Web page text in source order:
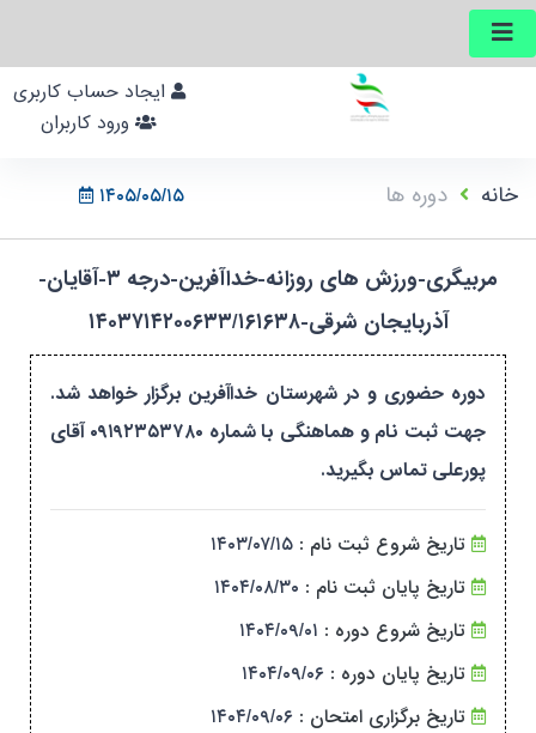
۱۴۰۵/۰۵/۱۵ خانه دوره ها
مربیگری-ورزش های روزانه-خداآفرین-درجه ۳-آقایان-
آذربایجان شرقی-۱۴۰۳۷۱۴۲۰۰۶۳۳/۱۶۱۶۳۸
دوره حضوری و در شهرستان خداآفرین برگزار خواهد شد.
جهت ثبت نام و هماهنگی با شماره ۰۹۱۹۲۳۵۳۷۸۰ آقای
پورعلی تماس بگیرید.
تاریخ شروع ثبت نام : ۱۴۰۳/۰۷/۱۵
تاریخ پایان ثبت نام : ۱۴۰۴/۰۸/۳۰
تاریخ شروع دوره : ۱۴۰۴/۰۹/۰۱
تاریخ پایان دوره : ۱۴۰۴/۰۹/۰۶
تاریخ برگزاری امتحان : ۱۴۰۴/۰۹/۰۶